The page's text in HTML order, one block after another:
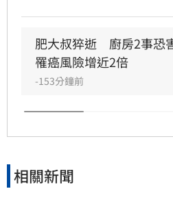
陷，狀態顯得相當疲憊。
健康警訊，雖曾於2022年
堅持返回工作崗位，直到
對於肥大叔的確切死因，家
明。
肥大叔猝逝　廚房2事恐
罹癌風險增近2倍
-153分鐘前
相關新聞